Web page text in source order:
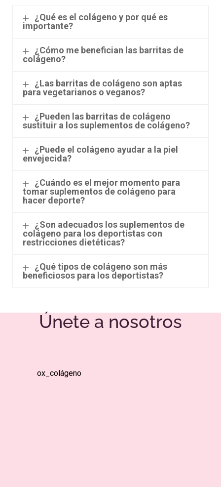
¿Qué es el colágeno y por qué es
importante?
¿Cómo me benefician las barritas de
colágeno?
¿Las barritas de colágeno son aptas
para vegetarianos o veganos?
¿Pueden las barritas de colágeno
sustituir a los suplementos de colágeno?
¿Puede el colágeno ayudar a la piel
envejecida?
¿Cuándo es el mejor momento para
tomar suplementos de colágeno para
hacer deporte?
¿Son adecuados los suplementos de
colágeno para los deportistas con
restricciones dietéticas?
¿Qué tipos de colágeno son más
beneficiosos para los deportistas?
Únete a nosotros
ox_colágeno